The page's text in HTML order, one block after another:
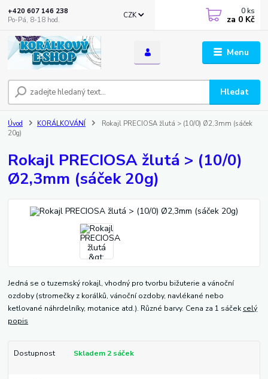
Menu
CZK
Hledat
+420 607 146 238
Po-Pá, 8-18 hod.
0 ks
za 0 Kč
Úvod KORÁLKOVÁNÍ
Rokajl PRECIOSA žlutá > (10/0) Ø2,3mm (sáček
20g)
Rokajl PRECIOSA žlutá > (10/0)
Ø2,3mm (sáček 20g)
Jedná se o tuzemský rokajl, vhodný pro tvorbu bižuterie a vánoční
ozdoby (stromečky z korálků, vánoční ozdoby, navlékané nebo
ketlované náhrdelníky, motanice atd.). Různé barvy. Cena za 1 sáček celý
popis
Dostupnost Skladem 2 sáček